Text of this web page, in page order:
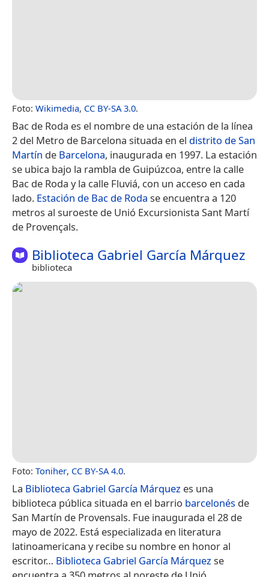
Foto: Wikimedia, CC BY-SA 3.0.
Bac de Roda es el nombre de una estación de la línea
2 del Metro de Barcelona situada en el distrito de San
Martín de Barcelona, inaugurada en 1997. La estación
se ubica bajo la rambla de Guipúzcoa, entre la calle
Bac de Roda y la calle Fluviá, con un acceso en cada
lado. Estación de Bac de Roda se encuentra a 120
metros al suroeste de Unió Excursionista Sant Martí
de Provençals.
Biblioteca Gabriel García Márquez
biblioteca
Foto: Toniher, CC BY-SA 4.0.
La Biblioteca Gabriel García Márquez es una
biblioteca pública situada en el barrio barcelonés de
San Martín de Provensals. Fue inaugurada el 28 de
mayo de 2022.​ Está especializada en literatura
latinoamericana y recibe su nombre en honor al
escritor… Biblioteca Gabriel García Márquezse